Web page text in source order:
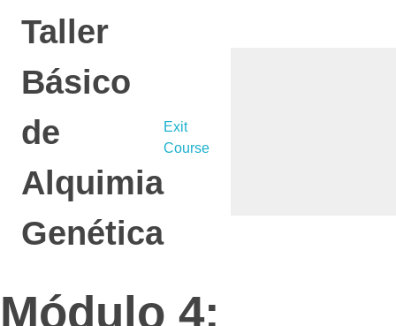
Taller
Básico
de
Alquimia
Genética
Exit
Course
Módulo 4: